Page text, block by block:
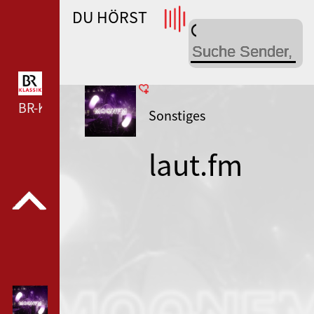
WDR 4 --- WDR 4 ---
BR-KLASSIK --- BR-KLASSIK ---
DU HÖRST
Sonstiges
laut.fm